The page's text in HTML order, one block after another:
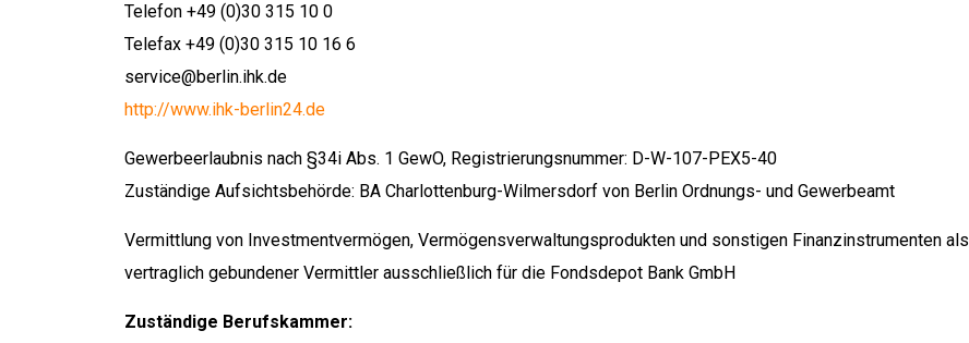
Telefon +49 (0)30 315 10 0
Telefax +49 (0)30 315 10 16 6
service@berlin.ihk.de
http://www.ihk-berlin24.de
Gewerbeerlaubnis nach §34i Abs. 1 GewO, Registrierungsnummer: D-W-107-PEX5-40
Zuständige Aufsichtsbehörde: BA Char­lot­ten­burg-Wil­mers­dorf von Ber­lin Ord­nungs- und Ge­wer­be­amt
Vermittlung von Investmentvermögen, Vermögensverwaltungsprodukten und sonstigen Finanzinstrumenten als
vertraglich gebundener Vermittler ausschließlich für die Fondsdepot Bank GmbH
Zuständige Berufskammer: